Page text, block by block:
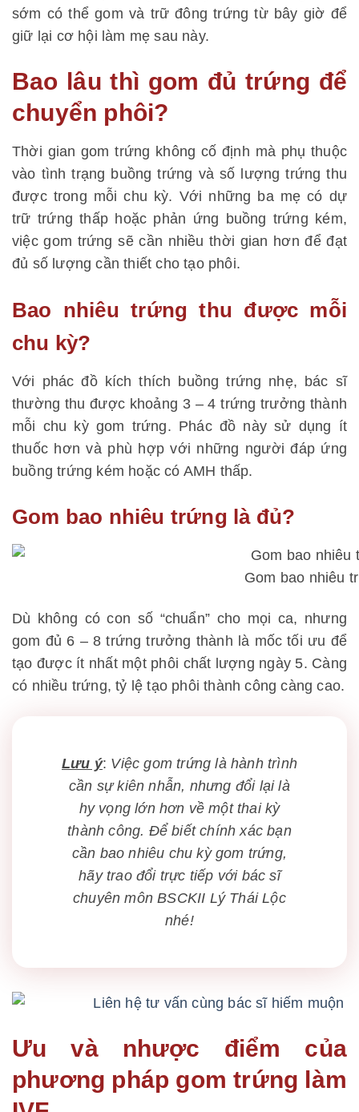
sớm có thể gom và trữ đông trứng từ bây giờ để
giữ lại cơ hội làm mẹ sau này.
Bao lâu thì gom đủ trứng để
chuyển phôi?
Thời gian gom trứng không cố định mà phụ thuộc
vào tình trạng buồng trứng và số lượng trứng thu
được trong mỗi chu kỳ. Với những ba mẹ có dự
trữ trứng thấp hoặc phản ứng buồng trứng kém,
việc gom trứng sẽ cần nhiều thời gian hơn để đạt
đủ số lượng cần thiết cho tạo phôi.
Bao nhiêu trứng thu được mỗi
chu kỳ?
Với phác đồ kích thích buồng trứng nhẹ, bác sĩ
thường thu được khoảng 3 – 4 trứng trưởng thành
mỗi chu kỳ gom trứng. Phác đồ này sử dụng ít
thuốc hơn và phù hợp với những người đáp ứng
buồng trứng kém hoặc có AMH thấp.
Gom bao nhiêu trứng là đủ?
Gom bao nhiêu
Dù không có con số “chuẩn” cho mọi ca, nhưng
gom đủ 6 – 8 trứng trưởng thành là mốc tối ưu để
tạo được ít nhất một phôi chất lượng ngày 5. Càng
có nhiều trứng, tỷ lệ tạo phôi thành công càng cao.
Lưu ý: Việc gom trứng là hành trình
cần sự kiên nhẫn, nhưng đổi lại là
hy vọng lớn hơn về một thai kỳ
thành công. Để biết chính xác bạn
cần bao nhiêu chu kỳ gom trứng,
hãy trao đổi trực tiếp với bác sĩ
chuyên môn BSCKII Lý Thái Lộc
nhé!
Ưu và nhược điểm của
phương pháp gom trứng làm